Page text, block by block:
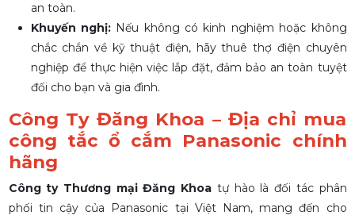
an toàn.
Khuyến nghị: Nếu không có kinh nghiệm hoặc không
chắc chắn về kỹ thuật điện, hãy thuê thợ điện chuyên
nghiệp để thực hiện việc lắp đặt, đảm bảo an toàn tuyệt
đối cho bạn và gia đình.
Công Ty Đăng Khoa – Địa chỉ mua
công tắc ổ cắm Panasonic chính
hãng
Công ty Thương mại Đăng Khoa tự hào là đối tác phân
phối tin cậy của Panasonic tại Việt Nam, mang đến cho